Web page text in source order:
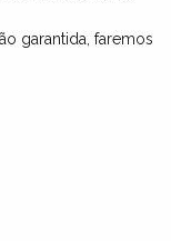
garantida, faremos